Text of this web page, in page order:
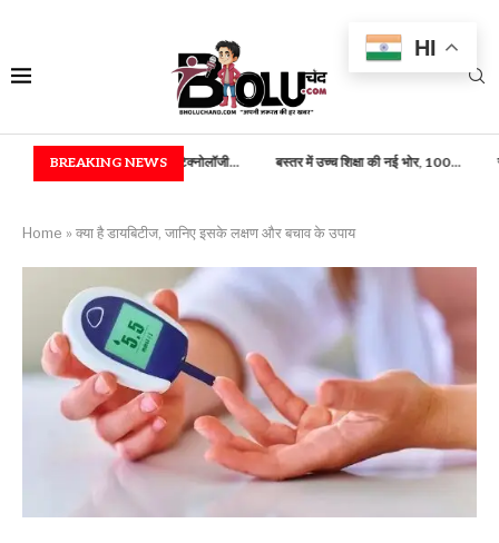
BREAKING NEWS
एवं फूड टेक्नोलॉजी... बस्तर में उच्च शिक्षा की नई भोर, 100... राष्ट्रपति भवन में बस्तर
Home » क्या है डायबिटीज, जानिए इसके लक्षण और बचाव के उपाय
HI